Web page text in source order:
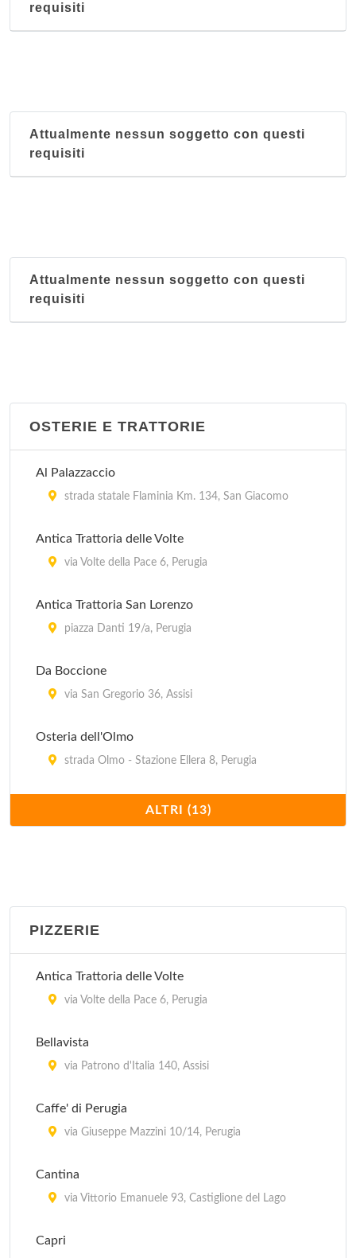
requisiti
Attualmente nessun soggetto con questi
requisiti
Attualmente nessun soggetto con questi
requisiti
OSTERIE E TRATTORIE
Al Palazzaccio
strada statale Flaminia Km. 134, San Giacomo
Antica Trattoria delle Volte
via Volte della Pace 6, Perugia
Antica Trattoria San Lorenzo
piazza Danti 19/a, Perugia
Da Boccione
via San Gregorio 36, Assisi
Osteria dell'Olmo
strada Olmo - Stazione Ellera 8, Perugia
via della Viola 18, Perugia
San Pietro Enoteca e Osteria
Sorella Luna
Trattoria da Mario il Rugantino
Trattoria degli Angeli
ALTRI (13)
PIZZERIE
Antica Trattoria delle Volte
via Volte della Pace 6, Perugia
Bellavista
via Patrono d'Italia 140, Assisi
Caffe' di Perugia
via Giuseppe Mazzini 10/14, Perugia
Cantina
via Vittorio Emanuele 93, Castiglione del Lago
Capri